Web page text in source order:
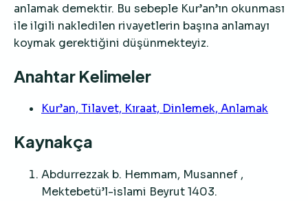
anlamak demektir. Bu sebeple Kur’an’ın okunması
ile ilgili nakledilen rivayetlerin başına anlamayı
koymak gerektiğini düşünmekteyiz.
Anahtar Kelimeler
Kur’an, Tilavet, Kıraat, Dinlemek, Anlamak
Kaynakça
Abdurrezzak b. Hemmam, Musannef ,
Mektebetü’l-islami Beyrut 1403.